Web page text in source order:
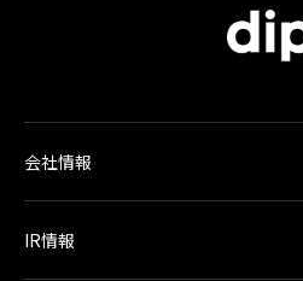
会社情報
IR情報